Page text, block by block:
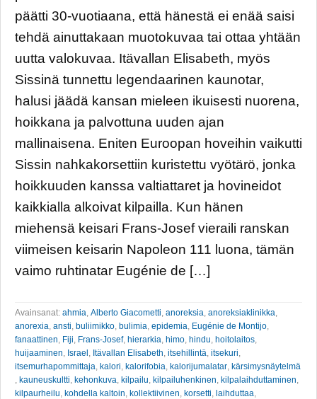
päätti 30-vuotiaana, että hänestä ei enää saisi
tehdä ainuttakaan muotokuvaa tai ottaa yhtään
uutta valokuvaa. Itävallan Elisabeth, myös
Sissinä tunnettu legendaarinen kaunotar,
halusi jäädä kansan mieleen ikuisesti nuorena,
hoikkana ja palvottuna uuden ajan
mallinaisena. Eniten Euroopan hoveihin vaikutti
Sissin nahkakorsettiin kuristettu vyötärö, jonka
hoikkuuden kanssa valtiattaret ja hovineidot
kaikkialla alkoivat kilpailla. Kun hänen
miehensä keisari Frans-Josef vieraili ranskan
viimeisen keisarin Napoleon 111 luona, tämän
vaimo ruhtinatar Eugénie de […]
Avainsanat: ahmia Alberto Giacometti anoreksia anoreksiaklinikka
anorexia ansti buliimikko bulimia epidemia Eugénie de Montijo
fanaattinen Fiji Frans-Josef, hierarkia himo hindu hoitolaitos
huijaaminen Israel Itävallan Elisabeth itsehillintä itsekuri
itsemurhapommittaja kalori kalorifobia kalorijumalatar kärsimysnäytelmä
kauneuskultti kehonkuva kilpailu kilpailuhenkinen kilpalaihduttaminen
kilpaurheilu kohdella kaltoin kollektiivinen korsetti laihduttaa